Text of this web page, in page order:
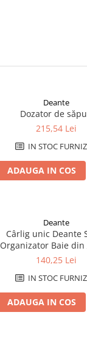
Deante
Dozator de
215,54 Lei
IN STOC
ADAUGA IN COS
Deante
Cârlig unic Deante
Organizator Baie din
Albă, Design
Dimensiuni 89x16
140,25 Lei
IN STOC
ADAUGA IN COS